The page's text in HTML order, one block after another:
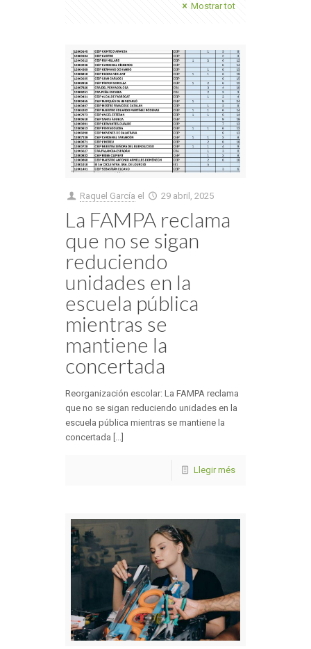
Mostrar tot
Raquel García el 29 abril, 2025
La FAMPA reclama
que no se sigan
reduciendo
unidades en la
escuela pública
mientras se
mantiene la
concertada
Reorganización escolar: La FAMPA reclama
que no se sigan reduciendo unidades en la
escuela pública mientras se mantiene la
concertada [...]
Llegir més